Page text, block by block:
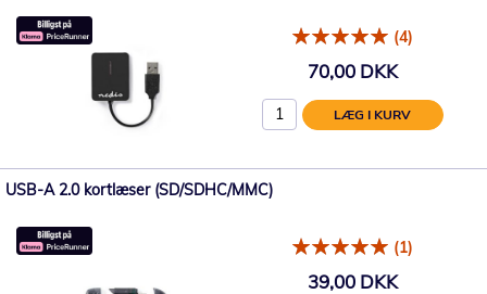
(4)
70,00 DKK
LÆG I KURV
USB-A 2.0 kortlæser (SD/SDHC/MMC)
(1)
39,00 DKK